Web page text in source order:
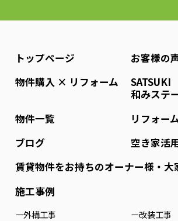
トップページ
お客様の
物件購入 × リフォーム
SATSUKI
和みステ
物件一覧
リフォー
ブログ
空き家活
賃貸物件をお持ちのオーナー様・大
施工事例
ー外構工事
ー改装工事